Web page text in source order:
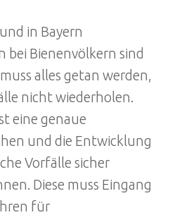
in Bayern
bei Bienenvölkern sind
alles getan werden,
nicht wiederholen.
eine genaue
und die Entwicklung
Vorfälle sicher
Diese muss Eingang
für